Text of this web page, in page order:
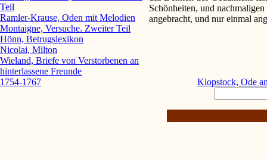
Schönheiten, und
angebracht, und nur einmal
Klopstock, Ode
Teil
Ramler-Krause, Oden mit Melodien
Montaigne, Versuche. Zweiter Teil
Hönn, Betrugslexikon
Nicolai, Milton
Wieland, Briefe von Verstorbenen an
hinterlassene Freunde
1754-1767